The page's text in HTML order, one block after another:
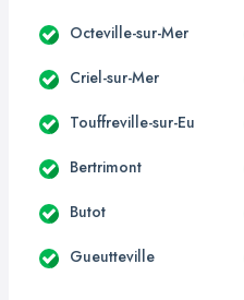
Octeville-sur-Mer
Criel-sur-Mer
Touffreville-sur-Eu
Bertrimont
Butot
Gueutteville